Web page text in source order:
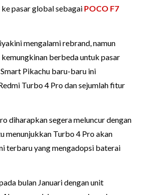
pasar global sebagai POCO F7
mengalami rebrand, namun
berbeda untuk pasar
Pikachu baru-baru ini
Turbo 4 Pro dan sejumlah fitur
diharapkan segera meluncur dengan
menunjukkan Turbo 4 Pro akan
terbaru yang mengadopsi baterai
bulan Januari dengan unit